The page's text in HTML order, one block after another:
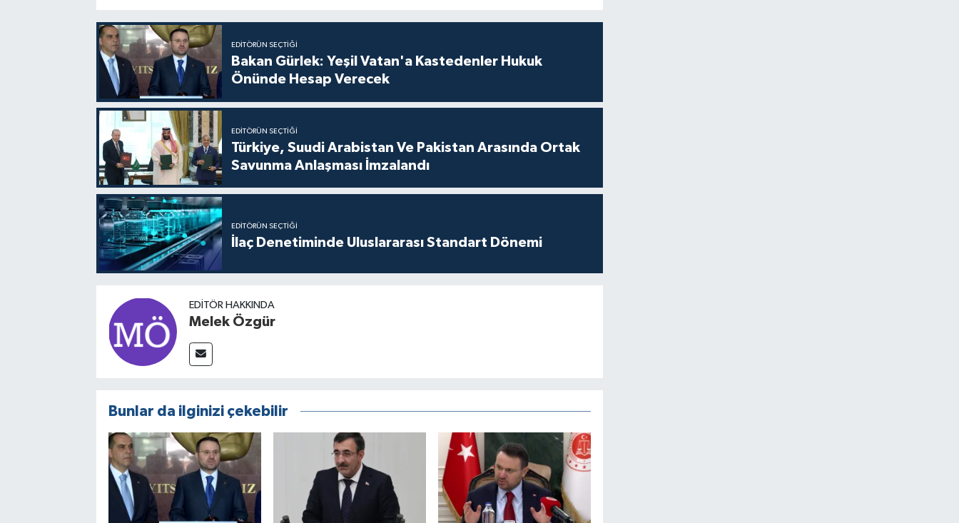
EDITÖRÜN SEÇTIĞI
Bakan Gürlek: Yeşil Vatan'a Kastedenler Hukuk
Önünde Hesap Verecek
EDITÖRÜN SEÇTIĞI
Türkiye, Suudi Arabistan Ve Pakistan Arasında Ortak
Savunma Anlaşması İmzalandı
EDITÖRÜN SEÇTIĞI
İlaç Denetiminde Uluslararası Standart Dönemi
EDITÖR HAKKINDA
Melek Özgür
Bunlar da ilginizi çekebilir